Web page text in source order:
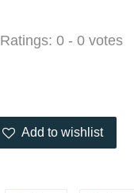
Ratings: 0 - 0 votes
Add to wishlist